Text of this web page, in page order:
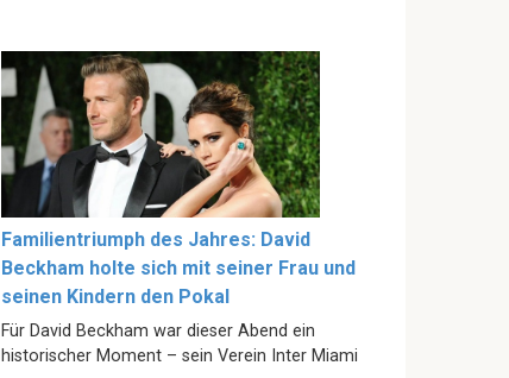
Familientriumph des Jahres: David
Beckham holte sich mit seiner Frau und
seinen Kindern den Pokal
Für David Beckham war dieser Abend ein
historischer Moment – sein Verein Inter Miami